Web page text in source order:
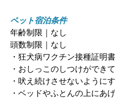
ペット宿泊条件
年齢制限｜なし
頭数制限｜なし
・狂犬病ワクチン接種証明
・おしっこのしつけができ
・吠え続けさせないように
・ベッドやふとんの上にあ